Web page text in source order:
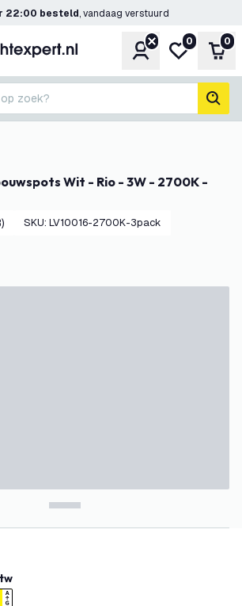
22:00 besteld, vandaag verstuurd
Account
Mijn
0 0
zoek?
SKU: LV10016-2700K-3pack